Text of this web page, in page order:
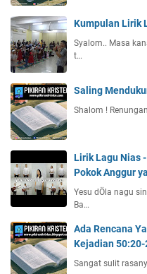
Kumpulan Lirik
Syalom.. Masa
t…
Saling
Shalom !
Lirik Lagu Nias
Pokok Anggur
Yesu dÖla nagu
Ba…
Ada Rencana
Kejadian 50:20-
Sangat sulit